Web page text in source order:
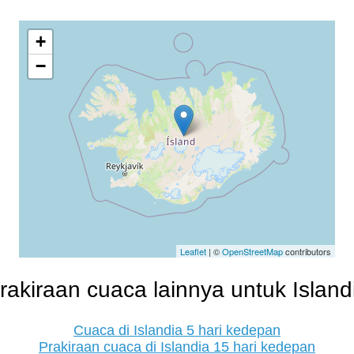
+
−
Leaflet | ©OpenStreetMapcontributors
cuaca lainnya untuk
Cuaca di Islandia 5 hari kedepan
Prakiraan cuaca di Islandia 15 hari kedepan